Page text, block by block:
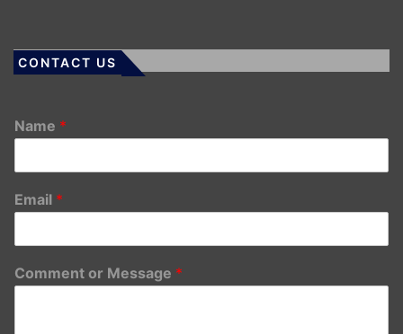
CONTACT US
Name *
Email *
Comment or Message *